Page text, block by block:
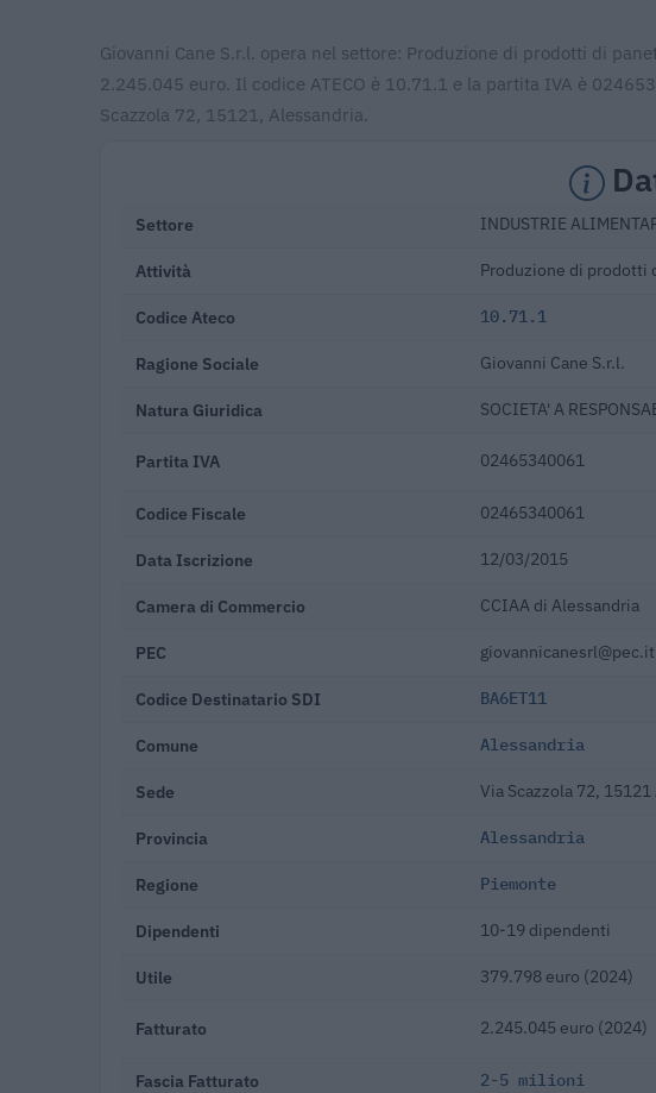
Giovanni Cane S.r.l. opera nel settore: Produzione di prodotti di
2.245.045 euro. Il codice ATECO è 10.71.1 e la partita IVA è
Scazzola 72, 15121, Alessandria.
Settore INDUSTRIE
Attività Produzione di prodotti
Codice Ateco 10.71.1
Ragione Sociale Giovanni Cane S.r.l.
Natura Giuridica SOCIETA' A
Partita IVA 02465340061
Codice Fiscale 02465340061
Data Iscrizione 12/03/2015
Camera di Commercio CCIAA di Alessandria
PEC giovannicanesrl@pec.it
Codice Destinatario SDI BA6ET11
Comune Alessandria
Sede Via Scazzola 72,
Provincia Alessandria
Regione Piemonte
Dipendenti 10-19 dipendenti
Utile 379.798 euro (2024)
Fatturato 2.245.045 euro (2024)
Fascia Fatturato 2-5 milioni